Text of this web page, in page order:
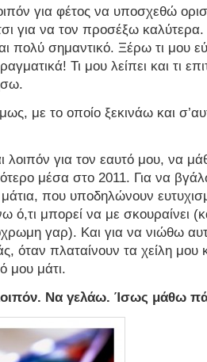
για φέτος να υποσχεθώ
για να τον προσέξω
πολύ σημαντικό. Ξέρω τι μου
Τι μου λείπει και τι
με το οποίο ξεκινάω και
λοιπόν για τον εαυτό μου, να
μέσα στο 2011. Για να
που υποδηλώνουν
ό,τι μπορεί να με σκουραίνει
γαρ). Και για να νιώθω
όταν πλαταίνουν τα χείλη μου
μου μάτι.
Να γελάω. Ίσως μάθω